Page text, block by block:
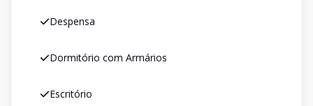
Despensa
Dormitório com Armários
Escritório